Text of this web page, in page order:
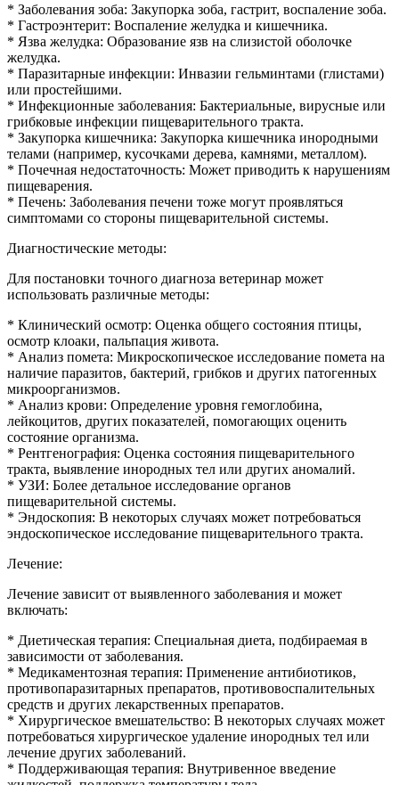
* Заболевания зоба: Закупорка зоба, гастрит, воспаление зоба.
* Гастроэнтерит: Воспаление желудка и кишечника.
* Язва желудка: Образование язв на слизистой оболочке
желудка.
* Паразитарные инфекции: Инвазии гельминтами (глистами)
или простейшими.
* Инфекционные заболевания: Бактериальные, вирусные или
грибковые инфекции пищеварительного тракта.
* Закупорка кишечника: Закупорка кишечника инородными
телами (например, кусочками дерева, камнями, металлом).
* Почечная недостаточность: Может приводить к нарушениям
пищеварения.
* Печень: Заболевания печени тоже могут проявляться
симптомами со стороны пищеварительной системы.
Диагностические методы:
Для постановки точного диагноза ветеринар может
использовать различные методы:
* Клинический осмотр: Оценка общего состояния птицы,
осмотр клоаки, пальпация живота.
* Анализ помета: Микроскопическое исследование помета на
наличие паразитов, бактерий, грибков и других патогенных
микроорганизмов.
* Анализ крови: Определение уровня гемоглобина,
лейкоцитов, других показателей, помогающих оценить
состояние организма.
* Рентгенография: Оценка состояния пищеварительного
тракта, выявление инородных тел или других аномалий.
* УЗИ: Более детальное исследование органов
пищеварительной системы.
* Эндоскопия: В некоторых случаях может потребоваться
эндоскопическое исследование пищеварительного тракта.
Лечение:
Лечение зависит от выявленного заболевания и может
включать:
* Диетическая терапия: Специальная диета, подбираемая в
зависимости от заболевания.
* Медикаментозная терапия: Применение антибиотиков,
противопаразитарных препаратов, противовоспалительных
средств и других лекарственных препаратов.
* Хирургическое вмешательство: В некоторых случаях может
потребоваться хирургическое удаление инородных тел или
лечение других заболеваний.
* Поддерживающая терапия: Внутривенное введение